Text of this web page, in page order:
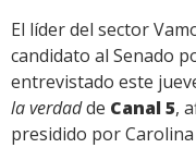
El líder del sector
candidato al Senado
entrevistado este
la verdadde Canal 5,
presidido por Carolina